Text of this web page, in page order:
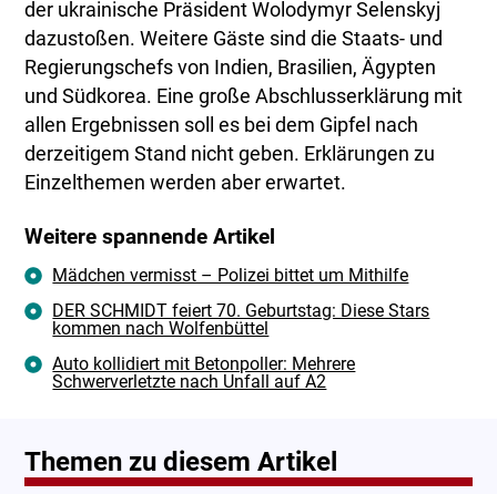
der ukrainische Präsident Wolodymyr Selenskyj
dazustoßen. Weitere Gäste sind die Staats- und
Regierungschefs von Indien, Brasilien, Ägypten
und Südkorea. Eine große Abschlusserklärung mit
allen Ergebnissen soll es bei dem Gipfel nach
derzeitigem Stand nicht geben. Erklärungen zu
Einzelthemen werden aber erwartet.
Weitere spannende Artikel
Mädchen vermisst – Polizei bittet um Mithilfe
DER SCHMIDT feiert 70. Geburtstag: Diese Stars
kommen nach Wolfenbüttel
Auto kollidiert mit Betonpoller: Mehrere
Schwerverletzte nach Unfall auf A2
Themen zu diesem Artikel